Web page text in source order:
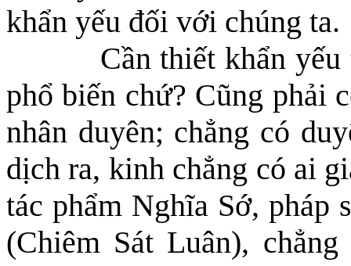
khẩn yếu đối với chúng ta.
Cần thiết khẩn
phổ biến chứ? Cũng phải
nhân duyên; chẳng có
dịch ra, kinh chẳng có ai
tác phẩm Nghĩa Sớ, pháp
(Chiêm Sát Luân),